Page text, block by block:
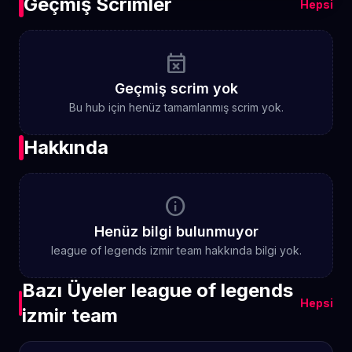
Hepsi
event_busy
Geçmiş scrim yok
Bu hub için henüz tamamlanmış scrim yok.
Hakkında
info
Henüz bilgi bulunmuyor
league of legends izmir team hakkında bilgi yok.
Bazı Üyeler league of legends
izmir team
Hepsi